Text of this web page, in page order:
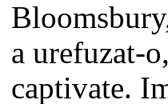
a urefuzat-
captivate.